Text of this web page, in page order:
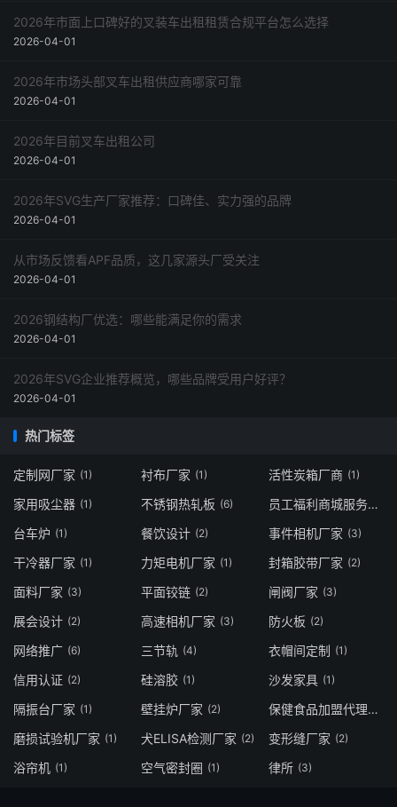
2026年市面上口碑好的叉装车出租租赁合规平台怎么选择
2026-04-01
2026年市场头部叉车出租供应商哪家可靠
2026-04-01
2026年目前叉车出租公司
2026-04-01
2026年SVG生产厂家推荐：口碑佳、实力强的品牌
2026-04-01
从市场反馈看APF品质，这几家源头厂受关注
2026-04-01
2026钢结构厂优选：哪些能满足你的需求
2026-04-01
2026年SVG企业推荐概览，哪些品牌受用户好评？
2026-04-01
热门标签
定制网厂家 (1) 衬布厂家 (1) 活性炭箱厂商 (1)
家用吸尘器 (1) 不锈钢热轧板 (6) 员工福利商城服务商
台车炉 (1) 餐饮设计 (2) 事件相机厂家 (3)
干冷器厂家 (1) 力矩电机厂家 (1) 封箱胶带厂家 (2)
面料厂家 (3) 平面铰链 (2) 闸阀厂家 (3)
展会设计 (2) 高速相机厂家 (3) 防火板 (2)
网络推广 (6) 三节轨 (4) 衣帽间定制 (1)
信用认证 (2) 硅溶胶 (1) 沙发家具 (1)
隔振台厂家 (1) 壁挂炉厂家 (2) 保健食品加盟代理
(2)
磨损试验机厂家 (1) 犬ELISA检测厂家 (2) 变形缝厂家 (2)
浴帘机 (1) 空气密封圈 (1) 律所 (3)